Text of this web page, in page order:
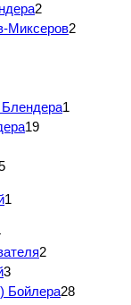
2
Миксеров2
1
19
1
2
3
Бойлера28